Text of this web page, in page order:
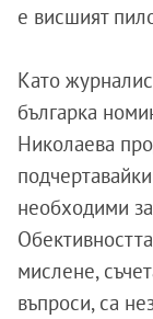
е висшият
Като
българка
Николаева
необходими
мислене,
въпроси, са